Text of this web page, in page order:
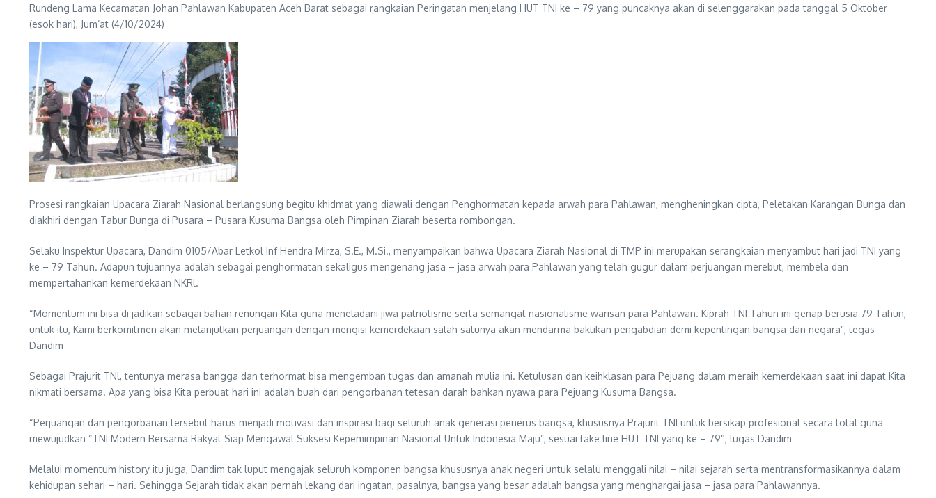
Rundeng Lama Kecamatan Johan Pahlawan Kabupaten Aceh Barat sebagai rangkaian Peringatan menjelang HUT TNI ke – 79 yang puncaknya akan di selenggarakan pada tanggal 5 Oktober
(esok hari), Jum’at (4/10/2024)
Prosesi rangkaian Upacara Ziarah Nasional berlangsung begitu khidmat yang diawali dengan Penghormatan kepada arwah para Pahlawan, mengheningkan cipta, Peletakan Karangan Bunga dan
diakhiri dengan Tabur Bunga di Pusara – Pusara Kusuma Bangsa oleh Pimpinan Ziarah beserta rombongan.
Selaku Inspektur Upacara, Dandim 0105/Abar Letkol Inf Hendra Mirza, S.E., M.Si., menyampaikan bahwa Upacara Ziarah Nasional di TMP ini merupakan serangkaian menyambut hari jadi TNI yang
ke – 79 Tahun. Adapun tujuannya adalah sebagai penghormatan sekaligus mengenang jasa – jasa arwah para Pahlawan yang telah gugur dalam perjuangan merebut, membela dan
mempertahankan kemerdekaan NKRl.
“Momentum ini bisa di jadikan sebagai bahan renungan Kita guna meneladani jiwa patriotisme serta semangat nasionalisme warisan para Pahlawan. Kiprah TNI Tahun ini genap berusia 79 Tahun,
untuk itu, Kami berkomitmen akan melanjutkan perjuangan dengan mengisi kemerdekaan salah satunya akan mendarma baktikan pengabdian demi kepentingan bangsa dan negara”, tegas
Dandim
Sebagai Prajurit TNl, tentunya merasa bangga dan terhormat bisa mengemban tugas dan amanah mulia ini. Ketulusan dan keihklasan para Pejuang dalam meraih kemerdekaan saat ini dapat Kita
nikmati bersama. Apa yang bisa Kita perbuat hari ini adalah buah dari pengorbanan tetesan darah bahkan nyawa para Pejuang Kusuma Bangsa.
“Perjuangan dan pengorbanan tersebut harus menjadi motivasi dan inspirasi bagi seluruh anak generasi penerus bangsa, khususnya Prajurit TNI untuk bersikap profesional secara total guna
mewujudkan “TNI Modern Bersama Rakyat Siap Mengawal Suksesi Kepemimpinan Nasional Untuk Indonesia Maju”, sesuai take line HUT TNI yang ke – 79″, lugas Dandim
Melalui momentum history itu juga, Dandim tak luput mengajak seluruh komponen bangsa khususnya anak negeri untuk selalu menggali nilai – nilai sejarah serta mentransformasikannya dalam
kehidupan sehari – hari. Sehingga Sejarah tidak akan pernah lekang dari ingatan, pasalnya, bangsa yang besar adalah bangsa yang menghargai jasa – jasa para Pahlawannya.